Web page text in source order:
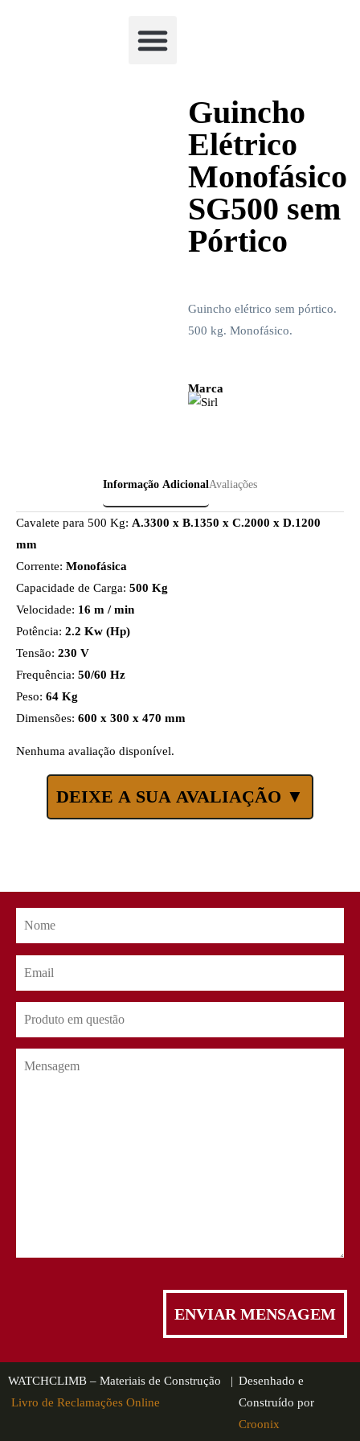
Guincho
Elétrico
Monofásico
SG500 sem
Pórtico
Guincho elétrico sem pórtico.
500 kg. Monofásico.
Marca
Informação Adicional Avaliações
Cavalete para 500 Kg: A.3300 x B.1350 x C.2000 x D.1200
mm
Corrente: Monofásica
Capacidade de Carga: 500 Kg
Velocidade: 16 m / min
Potência: 2.2 Kw (Hp)
Tensão: 230 V
Frequência: 50/60 Hz
Peso: 64 Kg
Dimensões: 600 x 300 x 470 mm
Nenhuma avaliação disponível.
DEIXE A SUA AVALIAÇÃO ▼
WATCHCLIMB – Materiais de Construção |
Livro de Reclamações Online
Desenhado e
Construído por
Croonix